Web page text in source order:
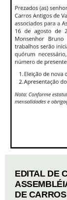
EDITAL DE
DE